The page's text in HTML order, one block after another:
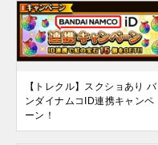
【トレクル】スクショあり バ
ンダイナムコID連携キャンペ
ーン！